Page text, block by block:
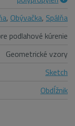
, Obývačka, Spálňa
podlahové kúrenie
Geometrické vzory
Sketch
Obdĺžnik